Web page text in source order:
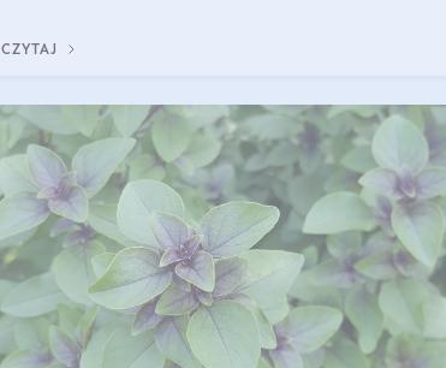
CZYTAJ